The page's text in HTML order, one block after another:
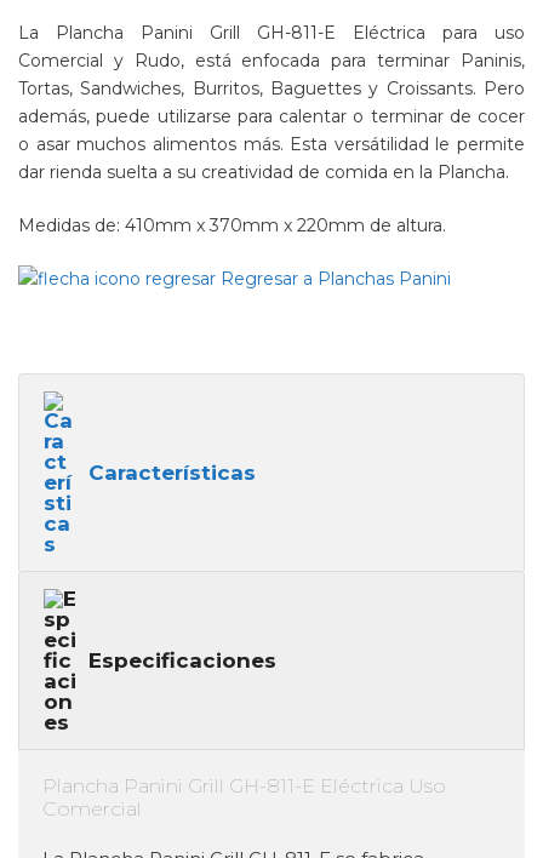
La Plancha Panini Grill GH-811-E Eléctrica para uso
Comercial y Rudo, está enfocada para terminar Paninis,
Tortas, Sandwiches, Burritos, Baguettes y Croissants. Pero
además, puede utilizarse para calentar o terminar de cocer
o asar muchos alimentos más. Esta versátilidad le permite
dar rienda suelta a su creatividad de comida en la Plancha.
Medidas de: 410mm x 370mm x 220mm de altura.
Regresar a Planchas Panini
Características
Especificaciones
Plancha Panini Grill GH-811-E Eléctrica Uso
Comercial